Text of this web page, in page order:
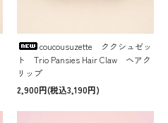
coucousuzette ククシュゼッ
ト Trio Pansies Hair Claw ヘアク
リップ
2,900円(税込3,190円)